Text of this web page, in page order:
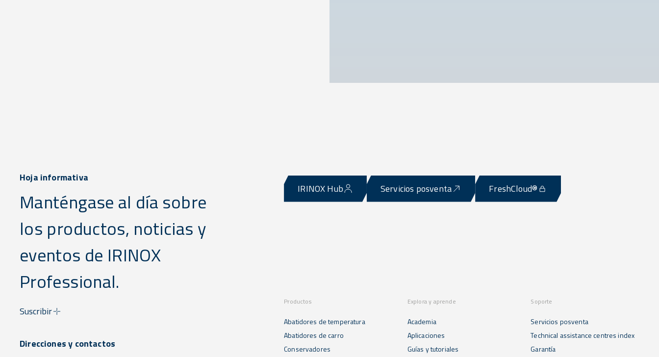
Hoja informativa
Manténgase al día sobre
los productos, noticias y
eventos de IRINOX
Professional.
Suscribir
IRINOX Hub Servicios posventa FreshCloud®
Productos
Abatidores de temperatura
Abatidores de carro
Conservadores
Explora y aprende
Academia
Aplicaciones
Guías y tutoriales
Soporte
Servicios posventa
Technical assistance centres index
Garantía
Direcciones y contactos